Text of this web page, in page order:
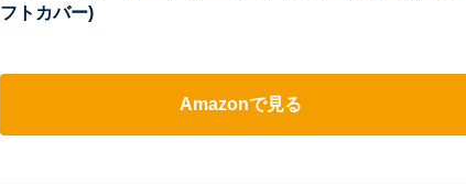
フトカバー)
Amazonで見る